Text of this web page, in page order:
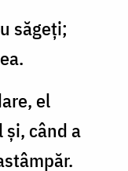
săgeţi;
el
când a